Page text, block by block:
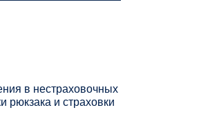
в нестраховочных
рюкзака и страховки